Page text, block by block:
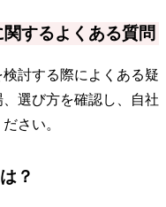
するよくある質問
討する際によくある疑
選び方を確認し、自社
さい。
？